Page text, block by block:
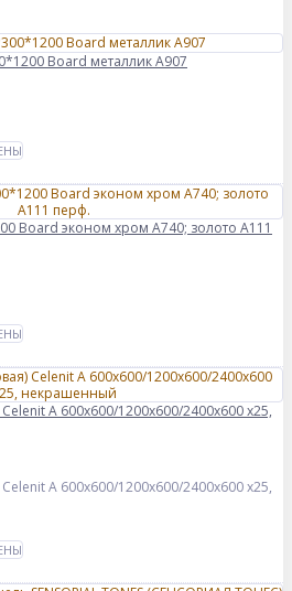
Board металлик А907
Board эконом хром А740; золото А111
A 600x600/1200x600/2400x600 x25,
A 600x600/1200x600/2400x600 x25,